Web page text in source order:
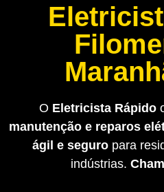
O Eletricista Rápido
manutenção e reparos
ágil e seguropara
indústrias.